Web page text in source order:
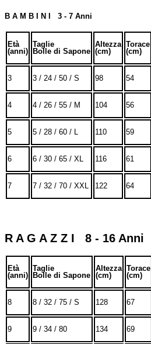
B A M B I N I 3 - 7 Anni
Età
(anni)
Taglie
Bolle di Sapone
Altezza
(cm)
Torace
(cm)
3 3 / 24 / 50 / S 98 54
4 4 / 26 / 55 / M 104 56
5 5 / 28 / 60 / L 110 59
6 6 / 30 / 65 / XL 116 61
7 7 / 32 / 70 / XXL 122 64
R A G A Z Z I 8 - 16 Anni
Età
(anni)
Taglie
Bolle di Sapone
Altezza
(cm)
Torace
(cm)
8 8 / 32 / 75 / S 128 67
9 9 / 34 / 80 134 69